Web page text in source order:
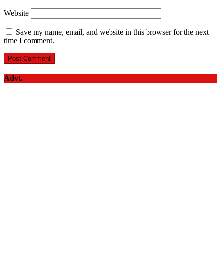
Website
Save my name, email, and website in this browser for the next
time I comment.
Advt.